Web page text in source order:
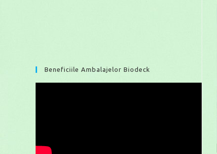
Beneficiile Ambalajelor Biodeck